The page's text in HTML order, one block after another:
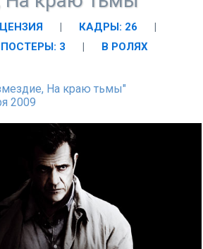
| КАДРЫ: 26
|
ПОСТЕРЫ: 3 |
В РОЛЯХ
На краю тьмы"
2009